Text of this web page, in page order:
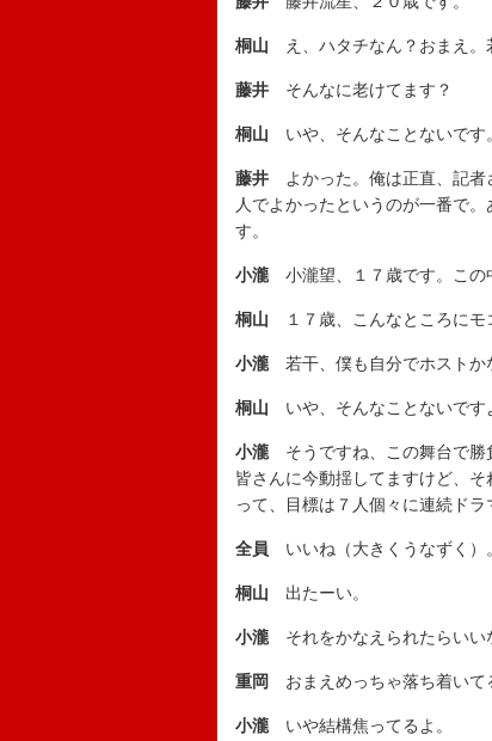
桐山 え、ハタチなん？おまえ。
藤井 そんなに老けてます？
桐山 いや、そんなことないです。
藤井 よかった。俺は正直、記者
人でよかったというのが一番で
す。
小瀧 小瀧望、１７歳です。この
桐山 １７歳、こんなところにモ
小瀧 若干、僕も自分でホストか
桐山 いや、そんなことないです
小瀧 そうですね、この舞台で勝
皆さんに今動揺してますけど、
って、目標は７人個々に連続ドラ
全員 いいね（大きくうなずく）。
桐山 出たーい。
小瀧 それをかなえられたらいい
重岡 おまえめっちゃ落ち着いて
小瀧 いや結構焦ってるよ。